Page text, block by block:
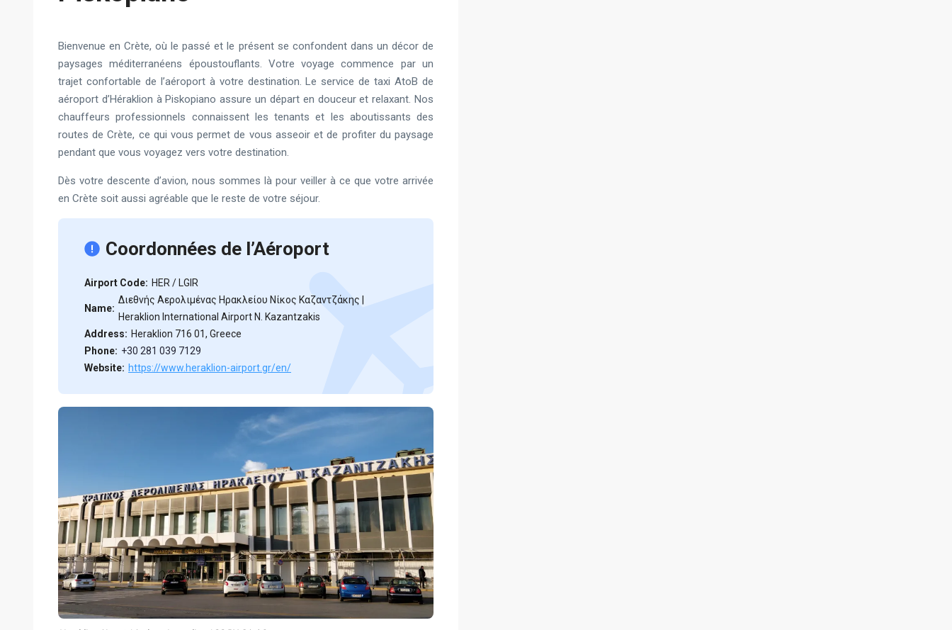
Bienvenue en Crète, où le passé et le présent se confondent dans un décor de
paysages méditerranéens époustouflants. Votre voyage commence par un
trajet confortable de l’aéroport à votre destination. Le service de taxi AtoB de
aéroport d’Héraklion à Piskopiano assure un départ en douceur et relaxant. Nos
chauffeurs professionnels connaissent les tenants et les aboutissants des
routes de Crète, ce qui vous permet de vous asseoir et de profiter du paysage
pendant que vous voyagez vers votre destination.
Dès votre descente d’avion, nous sommes là pour veiller à ce que votre arrivée
en Crète soit aussi agréable que le reste de votre séjour.
Coordonnées de l’Aéroport
Airport Code: HER / LGIR
Name:
Διεθνής Aερολιμένας Ηρακλείου Νίκος Καζαντζάκης |
Heraklion International Airport N. Kazantzakis
Address: Heraklion 716 01, Greece
Phone: +30 281 039 7129
Website: https://www.heraklion-airport.gr/en/